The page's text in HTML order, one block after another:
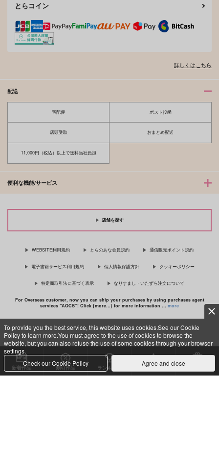
To provide you the best service, this website uses cookies.See our Cookie
Policy to learn more.You must agree to the use of cookies to browse the
website, but you can also refuse the use of some cookies through your browser
settings.
Check our Cookie Policy
Agree and close
そんなに言うなら抱いてやる ファミレス行こ。 下
隠れ狼と流され子羊
夫を味方にする方法 5 甘くて熱くて息もできない 4
北山くんと南谷くん －お付き合い1
年目－&西湖くんと東川くん 1
最終電車 second time
とらコイン
詳しくはこちら
配送
宅配便 ポスト投函
店頭受取 おまとめ配送
11,000円（税込）以上で送料当社負担
便利な機能/サービス
店舗を探す
WEBSITE利用規約 とらのあな会員規約 通信販売ポイント規約
電子書籍サービス利用規約 個人情報保護方針 クッキーポリシー
特定商取引法に基づく表示 なりすまし・いたずら注文について
For Overseas customer, now you can ship your purchases by using purchases agent
services “AOCS”! Click {more…} for more information … more
c TORANOANA Inc, All Rights Reserved.
新着作品 割引作品 ランキング 専売同人